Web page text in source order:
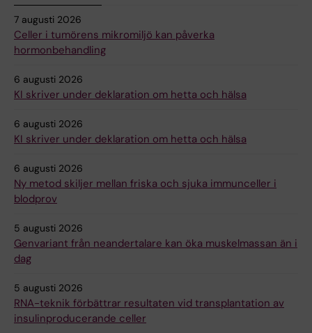
7 augusti 2026
Celler i tumörens mikromiljö kan påverka
hormonbehandling
6 augusti 2026
KI skriver under deklaration om hetta och hälsa
6 augusti 2026
KI skriver under deklaration om hetta och hälsa
6 augusti 2026
Ny metod skiljer mellan friska och sjuka immunceller i
blodprov
5 augusti 2026
Genvariant från neandertalare kan öka muskelmassan än i
dag
5 augusti 2026
RNA-teknik förbättrar resultaten vid transplantation av
insulinproducerande celler